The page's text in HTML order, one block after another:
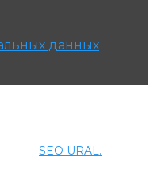
данных
SEO URAL.